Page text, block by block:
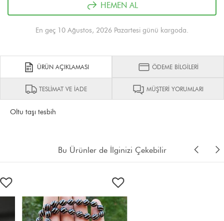
HEMEN AL
En geç 10 Ağustos, 2026 Pazartesi günü kargoda.
ÜRÜN AÇIKLAMASI ÖDEME BİLGİLERİ
TESLİMAT VE İADE MÜŞTERİ YORUMLARI
Oltu taşı tesbih
Bu Ürünler de İlginizi Çekebilir